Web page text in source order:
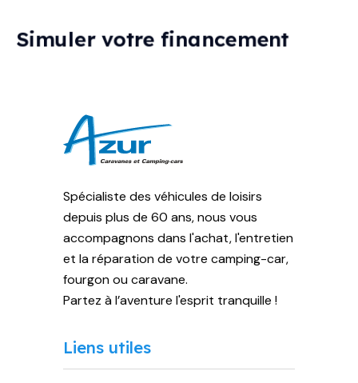
Simuler votre financement
Spécialiste des véhicules de loisirs
depuis plus de 60 ans, nous vous
accompagnons dans l'achat, l'entretien
et la réparation de votre camping-car,
fourgon ou caravane.
Partez à l’aventure l'esprit tranquille !
Liens utiles